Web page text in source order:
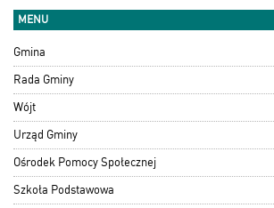
MENU
Gmina
Rada Gminy
Wójt
Urząd Gminy
Ośrodek Pomocy Społecznej
Szkoła Podstawowa